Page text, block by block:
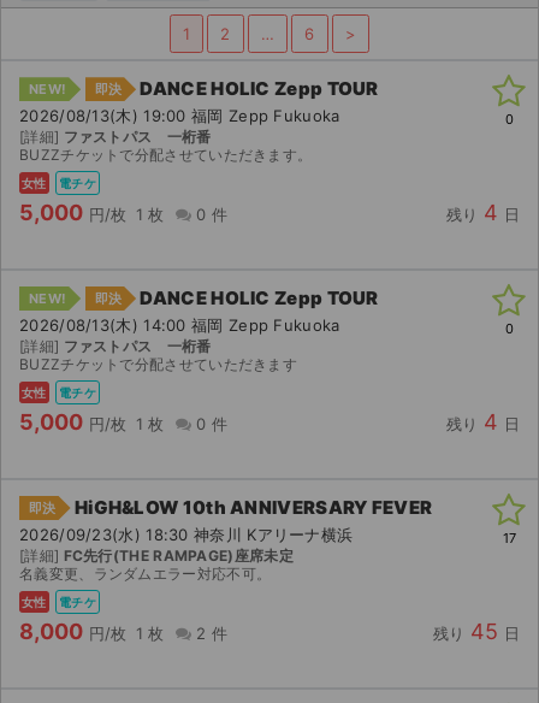
ライブ・コンサート（国内）
イベント
スポーツ
演劇・ミュージカル
ご利用ガイド
ご利用ガイド
手数料・お支払い方法
よくある質問
お知らせ
1 2 … 6 >
NEW! 即決 DANCE HOLIC Zepp TOUR
2026/08/13(木) 19:00 福岡 Zepp Fukuoka
[詳細] ファストパス 一桁番
BUZZチケットで分配させていただきます。
女性 電チケ
5,000 円/枚 1 枚 0 件 残り 4 日
0
NEW! 即決 DANCE HOLIC Zepp TOUR
2026/08/13(木) 14:00 福岡 Zepp Fukuoka
[詳細] ファストパス 一桁番
BUZZチケットで分配させていただきます
女性 電チケ
5,000 円/枚 1 枚 0 件 残り 4 日
0
即決 HiGH&LOW 10th ANNIVERSARY FEVER
2026/09/23(水) 18:30 神奈川 Kアリーナ横浜
[詳細] FC先行(THE RAMPAGE)座席未定
名義変更、ランダムエラー対応不可。
女性 電チケ
8,000 円/枚 1 枚 2 件 残り 45 日
17